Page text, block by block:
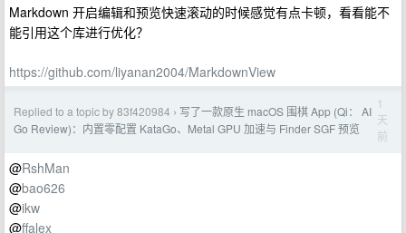
Markdown 开启编辑和预览快速滚动的时候感觉有点卡顿，看看能不
能引用这个库进行优化？
https://github.com/liyanan2004/MarkdownView
Replied to a topic by 83f420984 › 写了一款原生 macOS 围棋 App (Qi： AI
Go Review)：内置零配置 KataGo、Metal GPU 加速与 Finder SGF 预览
1
天
前
@RshMan
@bao626
@ikw
@ffalex